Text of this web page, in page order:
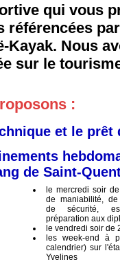
qui vous
référencées
Kayak. Nous
sur le
:
et le prêt
de Saint-
le mercredi soir
de maniabilité,
de sécurité,
préparation aux
le vendredi soir de
les week-end à
calendrier) sur
Yvelines